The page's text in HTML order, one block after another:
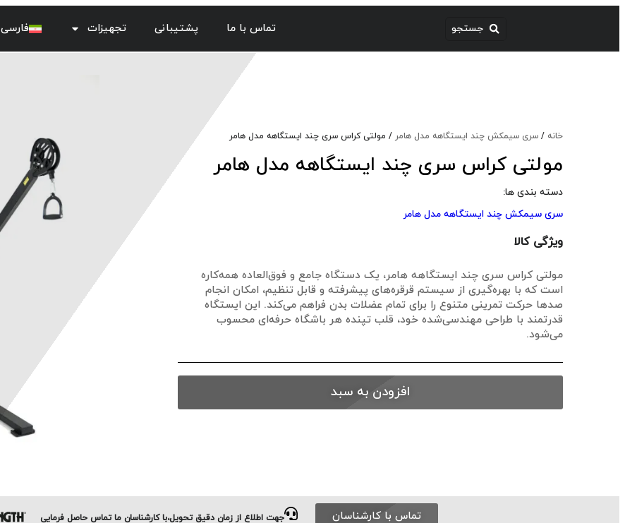
تماس با ما پشتیبانی تجهیزات فارسی
خانه / سری سیمکش چند ایستگاهه مدل هامر / مولتی کراس سری چند ایستگاهه مدل هامر
مولتی کراس سری چند ایستگاهه مدل هامر
دسته بندی ها:
سری سیمکش چند ایستگاهه مدل هامر
ویژگی کالا
مولتی کراس سری چند ایستگاهه هامر، یک دستگاه جامع و فوق‌العاده همه‌کاره
است که با بهره‌گیری از سیستم قرقره‌های پیشرفته و قابل تنظیم، امکان انجام
صدها حرکت تمرینی متنوع را برای تمام عضلات بدن فراهم می‌کند. این ایستگاه
قدرتمند با طراحی مهندسی‌شده خود، قلب تپنده هر باشگاه حرفه‌ای محسوب
می‌شود.
افزودن به سبد
تماس با کارشناسان جهت اطلاع از زمان دقیق تحویل،با کارشناسان ما تماس حاصل فرمایی